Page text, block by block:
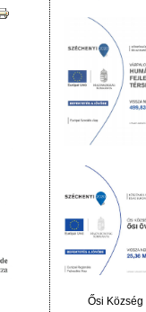
Ősi